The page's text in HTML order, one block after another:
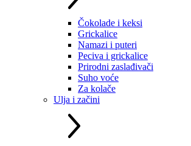
Čokolade i keksi
Grickalice
Namazi i puteri
Peciva i grickalice
Prirodni zaslađivači
Suho voće
Za kolače
Ulja i začini